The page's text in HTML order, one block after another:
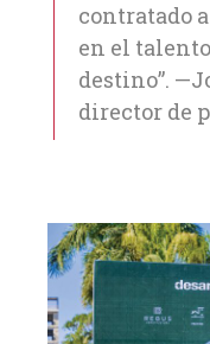
contratado
en el
destino”.
director de